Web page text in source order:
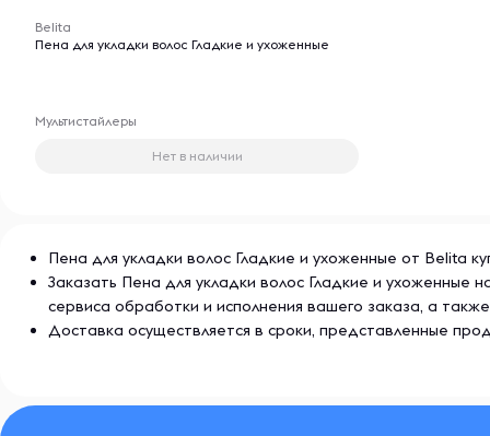
Belita
Пена для укладки волос Гладкие и ухоженные
Мультистайлеры
Нет в наличии
Пена для укладки волос Гладкие и ухоженные от Belita
Заказать Пена для укладки волос Гладкие и ухоженные
сервиса обработки и исполнения вашего заказа, а
Доставка осуществляется в сроки, представленные